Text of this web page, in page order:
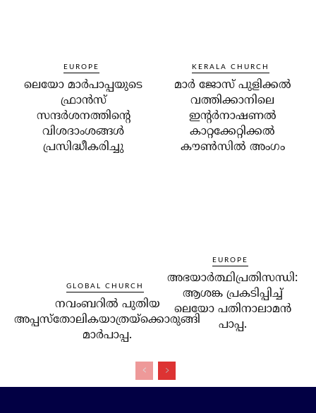
EUROPE
ലെയോ മാര്‍പാപ്പയുടെ
ഫ്രാന്‍സ്
സന്ദര്‍ശനത്തിന്റെ
വിശദാംശങ്ങള്‍
പ്രസിദ്ധീകരിച്ചു
KERALA CHURCH
മാര്‍ ജോസ് പുളിക്കല്‍
വത്തിക്കാനിലെ
ഇന്റര്‍നാഷണല്‍
കാറ്റക്കേറ്റിക്കല്‍
കൗണ്‍സില്‍ അംഗം
GLOBAL CHURCH
നവംബറില്‍ പുതിയ
അപ്പസ്‌തോലികയാത്രയ്‌ക്കൊരുങ്ങി
മാര്‍പാപ്പ.
EUROPE
അഭയാര്‍ത്ഥിപ്രതിസന്ധി:
ആശങ്ക പ്രകടിപ്പിച്ച്
ലെയോ പതിനാലാമന്‍
പാപ്പ.